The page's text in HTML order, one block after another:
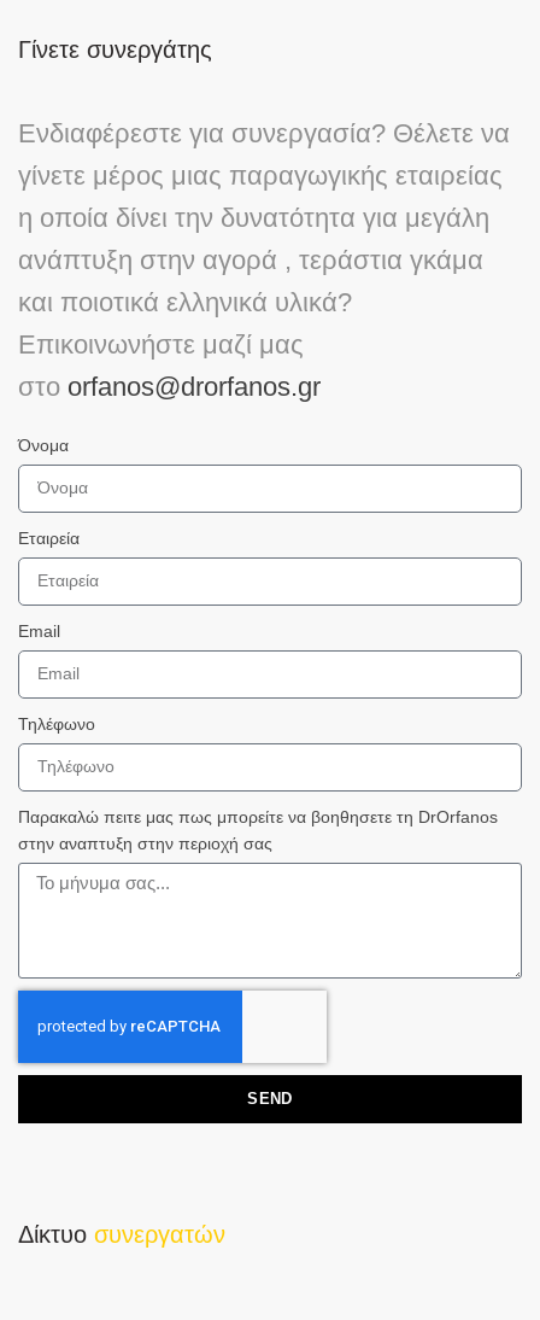
Γίνετε συνεργάτης
Eνδιαφέρεστε για συνεργασία? Θέλετε να
γίνετε μέρος μιας παραγωγικής εταιρείας
η οποία δίνει την δυνατότητα για μεγάλη
ανάπτυξη στην αγορά , τεράστια γκάμα
και ποιοτικά ελληνικά υλικά?
Επικοινωνήστε μαζί μας
στο orfanos@drorfanos.gr
Όνομα
Εταιρεία
Email
Τηλέφωνο
Παρακαλώ πειτε μας πως μπορείτε να βοηθησετε τη DrOrfanos
στην αναπτυξη στην περιοχή σας
SEND
Δίκτυο συνεργατών